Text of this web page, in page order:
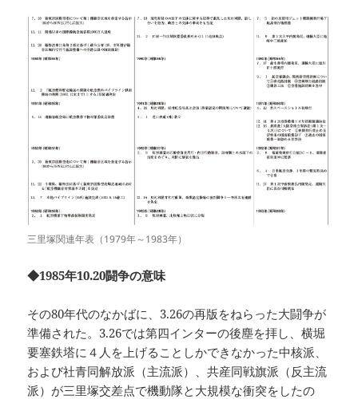
三里塚関連年表（1979年～1983年）
◆1985年10.20闘争の意味
その80年代のなかばに、3.26の再版をねらった大闘争が
準備された。3.26では第四インターの後塵を拝し、横堀
要塞鉄塔に４人を上げることしかできなかった中核派、
および社青同解放派（主流派）、共産同戦旗派（反主流
派）が三里塚交差点で機動隊と大規模な衝突をしたの